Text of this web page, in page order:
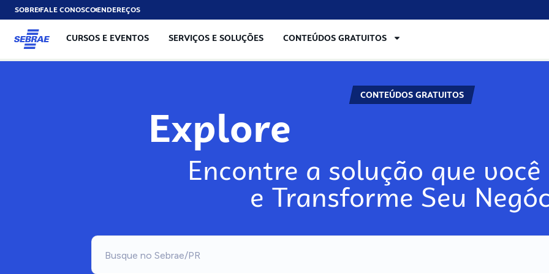
SOBREFALE CONOSCOENDEREÇOS
CURSOS E EVENTOS SERVIÇOS E SOLUÇÕES CONTEÚDOS GRATUITOS
CONTEÚDOS GRATUITOS
Explore
Encontre a solução que você
e Transforme Seu